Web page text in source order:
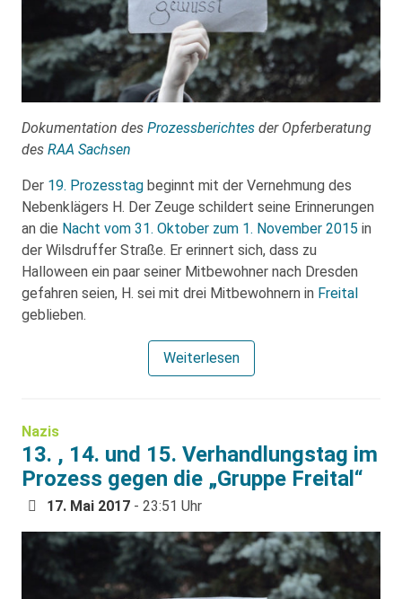
Dokumentation des Prozessberichtes der Opferberatung
des RAA Sachsen
Der 19. Prozesstag beginnt mit der Vernehmung des
Nebenklägers H. Der Zeuge schildert seine Erinnerungen
an die Nacht vom 31. Oktober zum 1. November 2015 in
der Wilsdruffer Straße. Er erinnert sich, dass zu
Halloween ein paar seiner Mitbewohner nach Dresden
gefahren seien, H. sei mit drei Mitbewohnern in Freital
geblieben.
Weiterlesen
Nazis
13. , 14. und 15. Verhandlungstag im
Prozess gegen die „Gruppe Freital“
17. Mai 2017 - 23:51 Uhr